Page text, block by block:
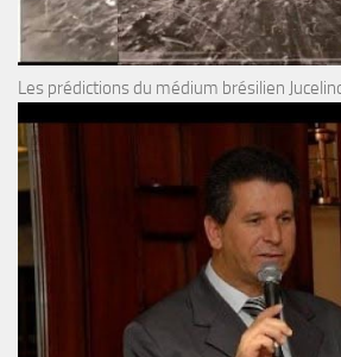
Les prédictions du médium brésilien